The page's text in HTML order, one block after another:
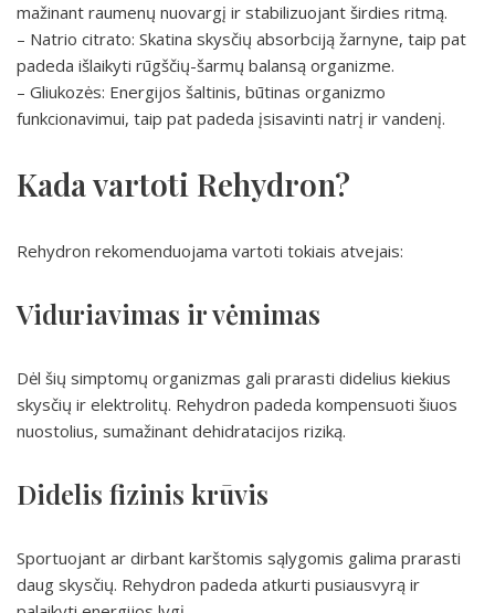
mažinant raumenų nuovargį ir stabilizuojant širdies ritmą.
– Natrio citrato: Skatina skysčių absorbciją žarnyne, taip pat
padeda išlaikyti rūgščių-šarmų balansą organizme.
– Gliukozės: Energijos šaltinis, būtinas organizmo
funkcionavimui, taip pat padeda įsisavinti natrį ir vandenį.
Kada vartoti Rehydron?
Rehydron rekomenduojama vartoti tokiais atvejais:
Viduriavimas ir vėmimas
Dėl šių simptomų organizmas gali prarasti didelius kiekius
skysčių ir elektrolitų. Rehydron padeda kompensuoti šiuos
nuostolius, sumažinant dehidratacijos riziką.
Didelis fizinis krūvis
Sportuojant ar dirbant karštomis sąlygomis galima prarasti
daug skysčių. Rehydron padeda atkurti pusiausvyrą ir